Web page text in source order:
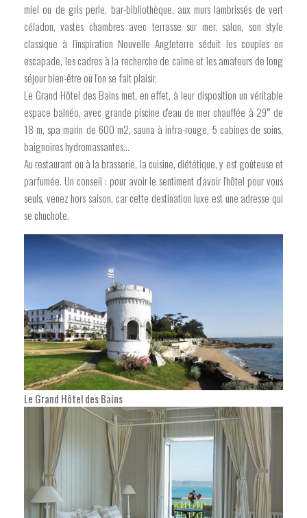
miel ou de gris perle, bar-bibliothèque, aux murs lambrissés de vert
céladon, vastes chambres avec terrasse sur mer, salon, son style
classique à l'inspiration Nouvelle Angleterre séduit les couples en
escapade, les cadres à la recherche de calme et les amateurs de long
séjour bien-être où l'on se fait plaisir.
Le Grand Hôtel des Bains met, en effet, à leur disposition un véritable
espace balnéo, avec grande piscine d'eau de mer chauffée à 29° de
18 m, spa marin de 600 m2, sauna à infra-rouge, 5 cabines de soins,
baignoires hydromassantes…
Au restaurant ou à la brasserie, la cuisine, diététique, y est goûteuse et
parfumée. Un conseil : pour avoir le sentiment d'avoir l'hôtel pour vous
seuls, venez hors saison, car cette destination luxe est une adresse qui
se chuchote.
Le Grand Hôtel des Bains